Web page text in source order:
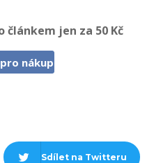
jen za 50 Kč
nákup
Sdílet na Twitteru